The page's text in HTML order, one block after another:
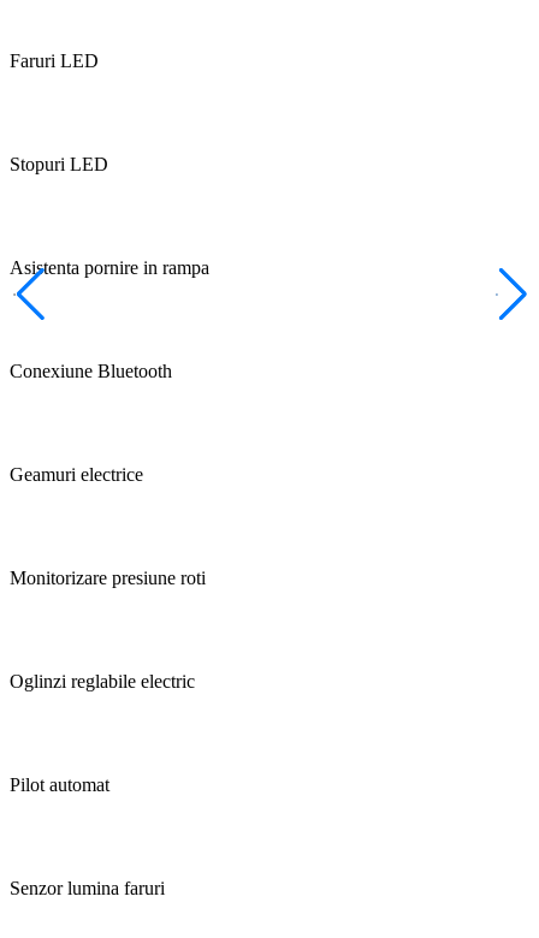
Faruri LED
Stopuri LED
Asistenta pornire in rampa
Conexiune Bluetooth
Geamuri electrice
Monitorizare presiune roti
Oglinzi reglabile electric
Pilot automat
Senzor lumina faruri